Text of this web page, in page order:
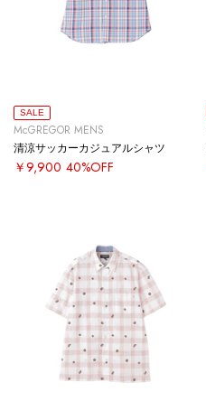
SALE
McGREGOR MENS
清涼サッカーカジュアルシャツ
￥9,900 40%OFF